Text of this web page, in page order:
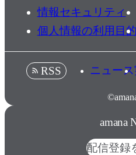
情報セキュリティ
個人情報の利用目的
RSS ニュース
amana
配信登録